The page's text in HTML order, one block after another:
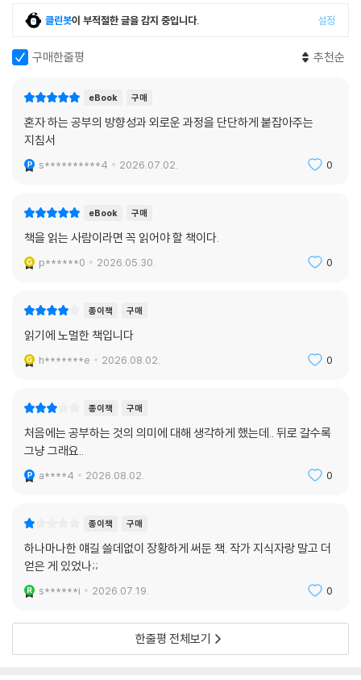
을 어떻게 탐구해야 하는지 찬찬히 되돌아볼 수 있기를 바란다. 무언가를
누구에게도 끌려다니지 않는 단단한 자신으로 살아갈 수 있게 될 것이다.
클린봇이 부적절한 글을 감지 중입니다. 설정
구매한줄평 추천순
eBook 구매
혼자 하는 공부의 방향성과 외로운 과정을 단단하게 붙잡아주는
지침서
s**********4 2026.07.02. 0
eBook 구매
책을 읽는 사람이라면 꼭 읽어야 할 책이다.
p******0 2026.05.30. 0
종이책 구매
읽기에 노멀한 책입니다
h*******e 2026.08.02. 0
종이책 구매
처음에는 공부하는 것의 의미에 대해 생각하게 했는데.. 뒤로 갈수록
그냥 그래요..
a****4 2026.08.02. 0
종이책 구매
하나마나한 얘길 쓸데없이 장황하게 써둔 책. 작가 지식자랑 말고 더
얻은 게 있었나;;
s******i 2026.07.19. 0
한줄평 전체보기